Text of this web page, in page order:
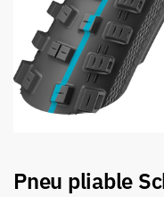
Pneu pliable